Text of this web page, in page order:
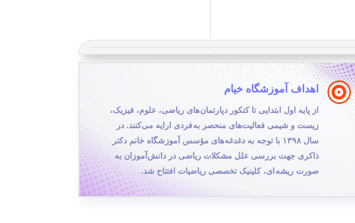
 اهداف آموزشگاه خیام
از پایه اول ابتدایی تا کنکور دپارتمان های ریاضی، علوم، فیزیک،
زیست و شیمی فعالیت‌های منحصر به فردی ارایه می‌کنند. در
سال ۱۳۹۸ با توجه به دغدغه های مؤسس آموزشگاه خانم دکتر
ذاکری جهت بررسی علل مشکلات ریاضی در دانش‌آموزان به
صورت ریشه ای، کلینیک تخصصی ریاضیات افتتاح شد.